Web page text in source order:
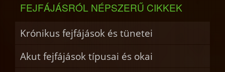
FEJFÁJÁSRÓL NÉPSZERŰ CIKKEK
Krónikus fejfájások és tünetei
Akut fejfájások típusai és okai